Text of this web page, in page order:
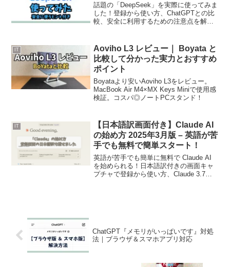
話題の「DeepSeek」を実際に使ってみま
した！登録から使い方、ChatGPTとの比
較、安全に利用するための注意点を解
IT
Aoviho L3 レビュー｜ Boyata と
比較して分かった実力とおすすめ
ポイント
Boyataより安いAoviho L3をレビュー。
MacBook Air M4×MX Keys Miniで使用感
検証。コスパ◎ノートPCスタンド！
IT
【日本語訳画面付き】Claude AI
の始め方 2025年3月版 – 英語が苦
手でも無料で簡単スタート！
英語が苦手でも簡単に無料で Claude AI
を始められる！日本語訳付きの画面キャ
プチャで登録から使い方、Claude 3.7
ChatGPT『メモリがいっぱいです』対処
法｜ブラウザ＆スマホアプリ対応